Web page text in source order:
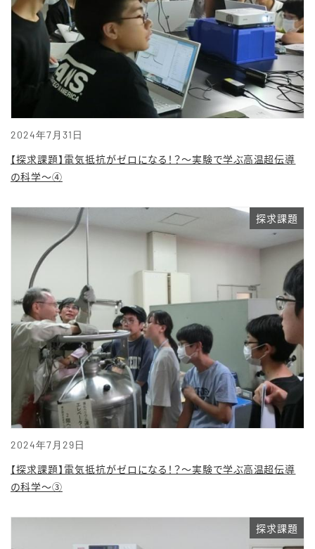
2024年7月31日
【探求課題】電気抵抗がゼロになる！？〜実験で学ぶ高温超伝導
の科学〜④
2024年7月29日
探求課題
【探求課題】電気抵抗がゼロになる！？〜実験で学ぶ高温超伝導
の科学〜③
探求課題